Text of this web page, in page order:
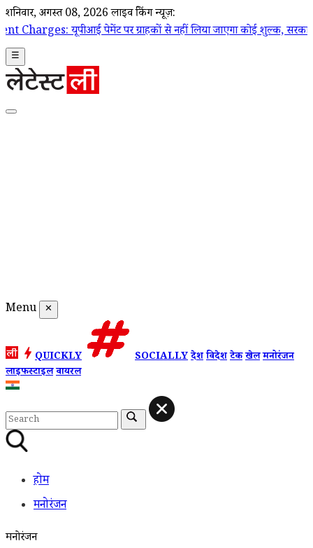
शनिवार, अगस्त 08, 2026 लाइव ब्रेकिंग न्यूज़:
पेमेंट पर ग्राहकों से नहीं लिया जाएगा कोई शुल्क, सरकार ने दी सफाई;
☰
Menu ✕
QUICKLY SOCIALLYदेशविदेशटेकखेलमनोरंजन
लाइफस्टाइलवायरल
होम
मनोरंजन
मनोरंजन